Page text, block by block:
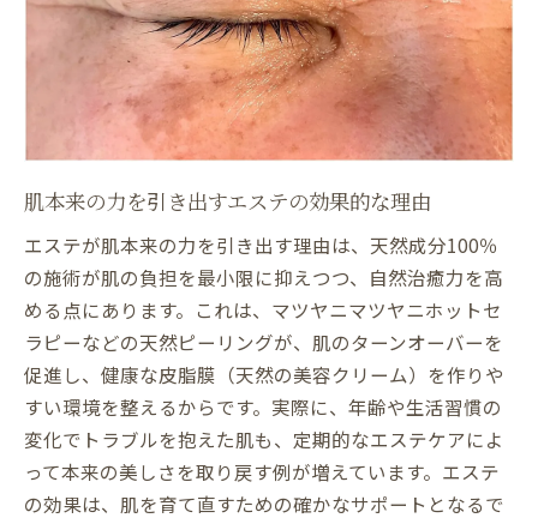
方
お肌本来の力を引き出すエステの実践法
ニキビケアも安心のエステ天然ピーリング術
エステ天然ピーリングで安心のニキビケア
体験
天然成分で敏感肌にもやさしい施術方法
デトックス効果が期待できるニキビケア術
ターンオーバー促進でつるすべ肌を目指す
皮脂膜を守りながらニキビ予防を徹底解説
エステでニキビケアと美肌育成を両立する
本記事でエステと皮膚科ピーリングの違い解説
皮膚科とエステのピーリング違いを理解す
る
エステの天然成分で安心の美肌ケアが可能
肌本来の力を引き出すエステの効果的な理由
エステが肌本来の力を引き出す理由は、天然成分100％
の施術が肌の負担を最小限に抑えつつ、自然治癒力を高
める点にあります。これは、マツヤニマツヤニホットセ
ラピーなどの天然ピーリングが、肌のターンオーバーを
促進し、健康な皮脂膜（天然の美容クリーム）を作りや
すい環境を整えるからです。実際に、年齢や生活習慣の
変化でトラブルを抱えた肌も、定期的なエステケアによ
って本来の美しさを取り戻す例が増えています。エステ
の効果は、肌を育て直すための確かなサポートとなるで